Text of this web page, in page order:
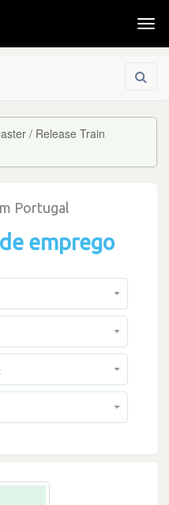
/ Release Train
Portugal
emprego